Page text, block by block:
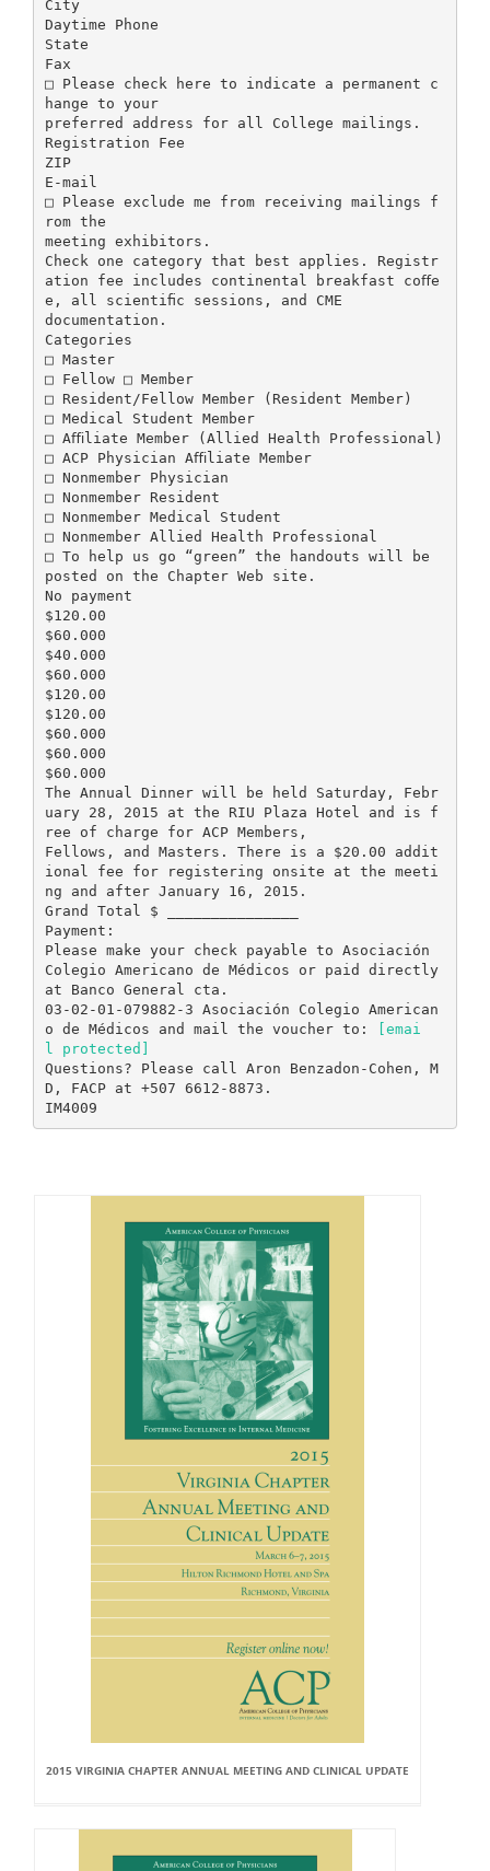
City
Daytime Phone
State
Fax
□ Please check here to indicate a permanent c
hange to your
preferred address for all College mailings.
Registration Fee
ZIP
E-mail
□ Please exclude me from receiving mailings f
rom the
meeting exhibitors.
Check one category that best applies. Registr
ation fee includes continental breakfast coﬀe
e, all scientiﬁc sessions, and CME
documentation.
Categories
□ Master
□ Fellow □ Member
□ Resident/Fellow Member (Resident Member)
□ Medical Student Member
□ Aﬃliate Member (Allied Health Professional)
□ ACP Physician Aﬃliate Member
□ Nonmember Physician
□ Nonmember Resident
□ Nonmember Medical Student
□ Nonmember Allied Health Professional
□ To help us go “green” the handouts will be
posted on the Chapter Web site.
No payment
$120.00
$60.000
$40.000
$60.000
$120.00
$120.00
$60.000
$60.000
$60.000
The Annual Dinner will be held Saturday, Febr
uary 28, 2015 at the RIU Plaza Hotel and is f
ree of charge for ACP Members,
Fellows, and Masters. There is a $20.00 addit
ional fee for registering onsite at the meeti
ng and after January 16, 2015.
Grand Total $ _______________
Payment:
Please make your check payable to Asociación
Colegio Americano de Médicos or paid directly
at Banco General cta.
03-02-01-079882-3 Asociación Colegio American
o de Médicos and mail the voucher to:
[emai
l protected]
Questions? Please call Aron Benzadon-Cohen, M
D, FACP at +507 6612-8873.
2015 VIRGINIA CHAPTER ANNUAL MEETING AND CLINICAL UPDATE